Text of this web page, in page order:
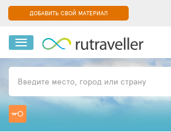
ДОБАВИТЬ СВОЙ МАТЕРИАЛ
Введите место, город или страну